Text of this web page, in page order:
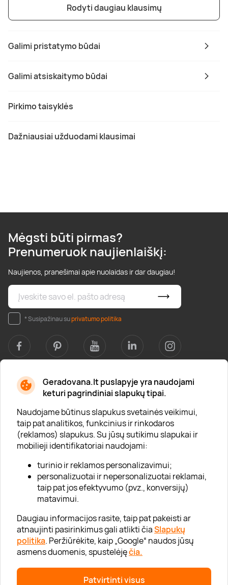
Geradovana.lt puslapyje yra naudojami
keturi pagrindiniai slapukų tipai.
Naudojame būtinus slapukus svetainės veikimui,
taip pat analitikos, funkcinius ir rinkodaros
(reklamos) slapukus. Su jūsų sutikimu slapukai ir
mobilieji identifikatoriai naudojami:
turinio ir reklamos personalizavimui;
personalizuotai ir nepersonalizuotai reklamai,
taip pat jos efektyvumo (pvz., konversijų)
matavimui.
Daugiau informacijos rasite, taip pat pakeisti ar
atnaujinti pasirinkimus gali atlikti čiaSlapukų
politika. Peržiūrėkite, kaip „Google“ naudos jūsų
asmens duomenis, spustelėjęčia.
Patvirtinti visus
Galimi pristatymo būdai
Galimi atsiskaitymo būdai
Pirkimo taisyklės
Dažniausiai užduodami klausimai
Rodyti daugiau klausimų
Mėgsti būti pirmas?
Prenumeruok naujienlaiškį:
Naujienos, pranešimai apie nuolaidas ir dar daugiau!
* Susipažinau suprivatumo politika
Apie mus
Apie „Gera Dovana“
Lojalumo klubas
Karjera
Visi partneriai
Kontaktai
Tinklaraštis
Informacija